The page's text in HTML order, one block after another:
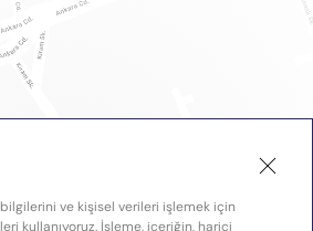
ve kişisel verileri işlemek için
kullanıyoruz. İşleme, içeriğin, harici